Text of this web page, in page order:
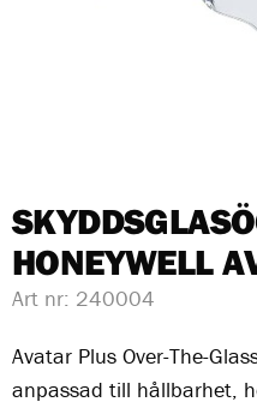
HONEYWELL
Art nr: 240004
Avatar Plus Over-The-
anpassad till hållbarhet,